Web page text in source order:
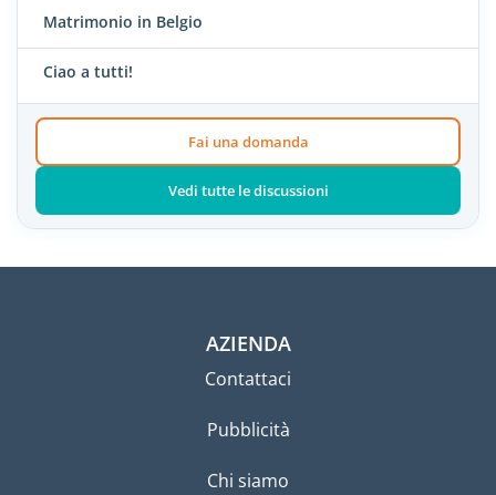
Matrimonio in Belgio
Ciao a tutti!
Fai una domanda
Vedi tutte le discussioni
AZIENDA
Contattaci
Pubblicità
Chi siamo